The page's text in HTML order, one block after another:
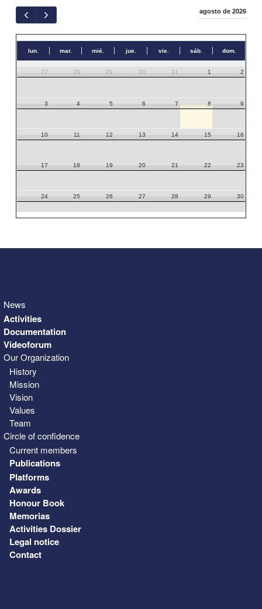
agosto de 2026
lun. mar. mié. jue. vie. sáb. dom.
27 28 29 30 31 1 2
3 4 5 6 7 8 9
10 11 12 13 14 15 16
17 18 19 20 21 22 23
24 25 26 27 28 29 30
News
Activities
Documentation
Videoforum
Our Organization
History
Mission
Vision
Values
Team
Circle of confidence
Current members
Publications
Platforms
Awards
Honour Book
Memorias
Activities Dossier
Legal notice
Contact